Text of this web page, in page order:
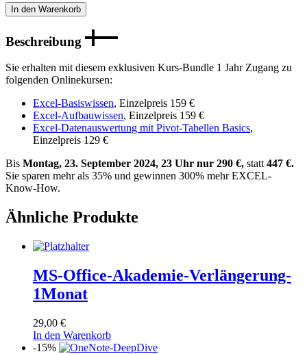
EXCEL-
Bundle
Menge
In den Warenkorb
Beschreibung
Sie erhalten mit diesem exklusiven Kurs-Bundle 1 Jahr Zugang zu
folgenden Onlinekursen:
Excel-Basiswissen, Einzelpreis 159 €
Excel-Aufbauwissen, Einzelpreis 159 €
Excel-Datenauswertung mit Pivot-Tabellen Basics,
Einzelpreis 129 €
Bis Montag, 23. September 2024, 23 Uhr nur 290 €, statt 447 €.
Sie sparen mehr als 35% und gewinnen 300% mehr EXCEL-
Know-How.
Ähnliche Produkte
MS-Office-Akademie-Verlängerung-
1Monat
29,00 €
In den Warenkorb
-15%